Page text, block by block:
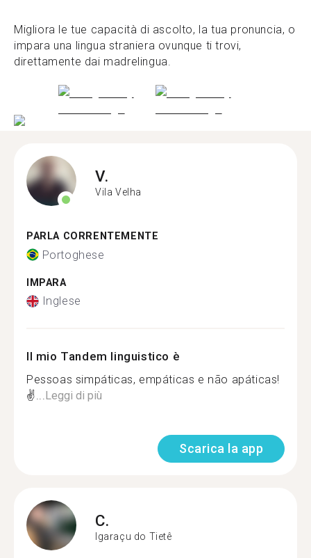
Migliora le tue capacità di ascolto, la tua pronuncia, o
impara una lingua straniera ovunque ti trovi,
direttamente dai madrelingua.
V.
Vila Velha
PARLA CORRENTEMENTE
Portoghese
IMPARA
Inglese
Il mio Tandem linguistico è
Pessoas simpáticas, empáticas e não apáticas!
✌...Leggi di più
Scarica la app
C.
Igaraçu do Tietê